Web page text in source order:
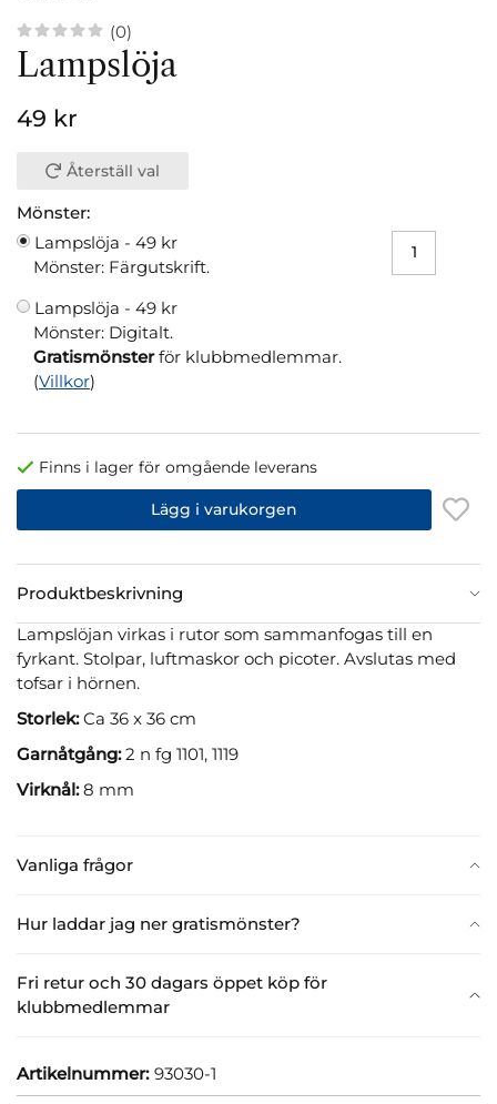
(0)
Lampslöja
49 kr
Återställ val
Mönster:
Lampslöja - 49 kr
Mönster: Färgutskrift.
Lampslöja - 49 kr
Mönster: Digitalt.
Gratismönsterför klubbmedlemmar.
(Villkor)
Finns i lager för omgående leverans
Lägg i varukorgen
Produktbeskrivning
Vanliga frågor
Hur laddar jag ner gratismönster?
Fri retur och 30 dagars öppet köp för
klubbmedlemmar
Lampslöjan virkas i rutor som sammanfogas till en
fyrkant. Stolpar, luftmaskor och picoter. Avslutas med
tofsar i hörnen.
Storlek:Ca 36 x 36 cm
Garnåtgång:2 n fg 1101, 1119
Virknål:8 mm
Artikelnummer: 93030-1